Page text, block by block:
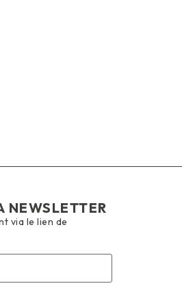
NEWSLETTER
via le lien de